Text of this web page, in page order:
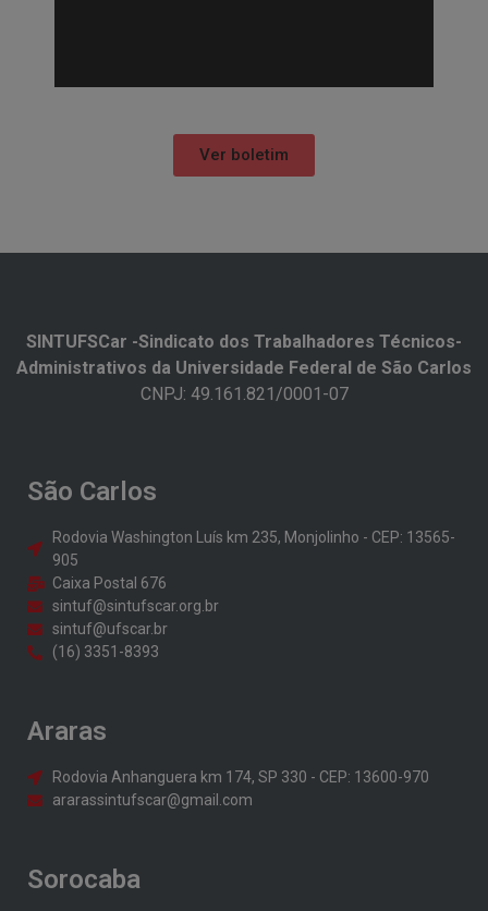
Ver boletim
SINTUFSCar -Sindicato dos Trabalhadores Técnicos-
Administrativos da Universidade Federal de São Carlos​
CNPJ: 49.161.821/0001-07
São Carlos
Rodovia Washington Luís km 235, Monjolinho - CEP: 13565-
905
Caixa Postal 676
sintuf@sintufscar.org.br
sintuf@ufscar.br
(16) 3351-8393
Araras
Rodovia Anhanguera km 174, SP 330 - CEP: 13600-970
ararassintufscar@gmail.com
Sorocaba